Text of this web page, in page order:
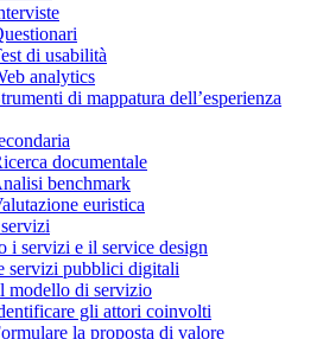
di usabilità
analytics
di mappatura dell’esperienza
documentale
benchmark
euristica
i servizi e il service design
servizi pubblici digitali
modello di servizio
gli attori coinvolti
la proposta di valore